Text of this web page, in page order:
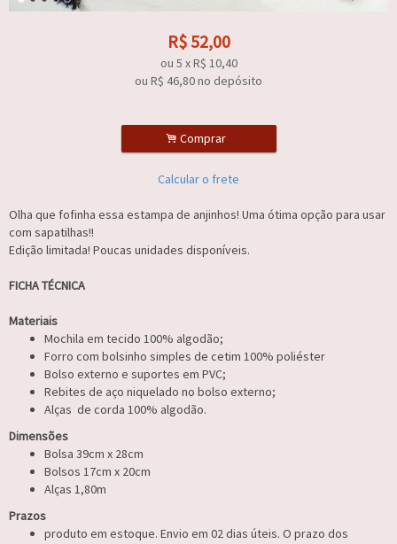
R$52,00
ou 5 xR$ 10,40
ou R$ 46,80no depósito
. Comprar
Calcular o frete
Olha que fofinha essa estampa de anjinhos! Uma ótima opção para usar
com sapatilhas!!
Edição limitada! Poucas unidades disponíveis.
FICHA TÉCNICA
Materiais
Mochila em tecido 100% algodão;
Forro com bolsinho simples de cetim 100% poliéster
Bolso externo e suportes em PVC;
Rebites de aço niquelado no bolso externo;
Alças de corda 100% algodão.
Dimensões
Bolsa 39cm x 28cm
Bolsos 17cm x 20cm
Alças 1,80m
Prazos
produto em estoque. Envio em 02 dias úteis. O prazo dos